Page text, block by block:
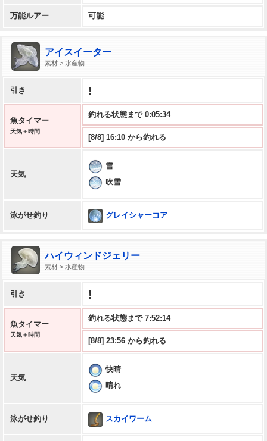
万能ルアー 可能
アイスイーター
素材 > 水産物
引き !
魚タイマー
天気＋時間
釣れる状態まで 0:05:33
[8/8] 16:10 から釣れる
天気
雪
吹雪
泳がせ釣り グレイシャーコア
ハイウィンドジェリー
素材 > 水産物
引き !
魚タイマー
天気＋時間
釣れる状態まで 7:52:13
[8/8] 23:56 から釣れる
天気
快晴
晴れ
泳がせ釣り スカイワーム